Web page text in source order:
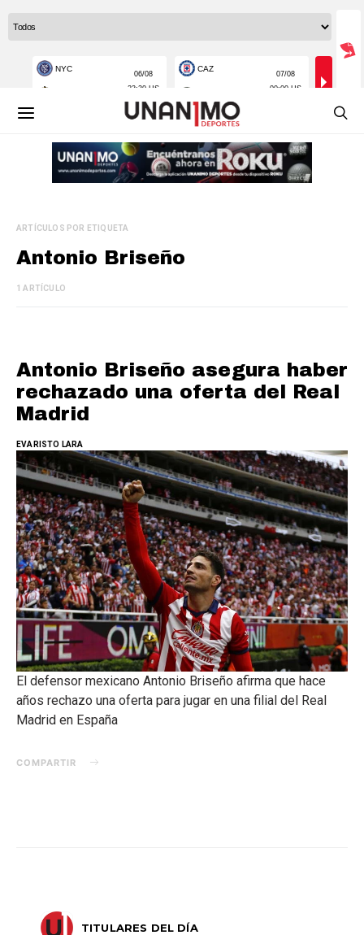
ARTÍCULOS POR ETIQUETA
Antonio Briseño
1 ARTÍCULO
Antonio Briseño asegura haber
rechazado una oferta del Real
Madrid
EVARISTO LARA
El defensor mexicano Antonio Briseño afirma que hace
años rechazo una oferta para jugar en una filial del Real
Madrid en España
COMPARTIR
TITULARES DEL DÍA